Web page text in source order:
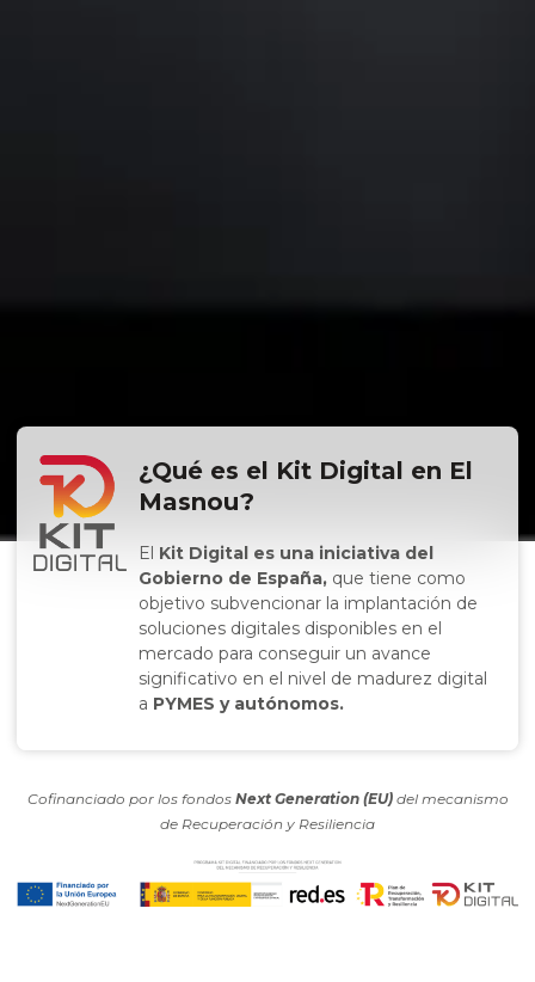
¿Qué es el Kit Digital en El
Masnou?
El Kit Digital es una iniciativa del
Gobierno de España, que tiene como
objetivo subvencionar la implantación de
soluciones digitales disponibles en el
mercado para conseguir un avance
significativo en el nivel de madurez digital
a PYMES y autónomos.
Cofinanciado por los fondos Next Generation (EU)del mecanismo
de Recuperación y Resiliencia